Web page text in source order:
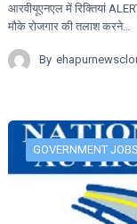
आरवीयूएनएल में रिक्तियां
मौके रोजगार की तलाश करने…
By
GOVERNMENT JOBS